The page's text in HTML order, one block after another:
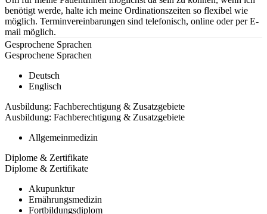
benötigt werde, halte ich meine Ordinationszeiten so flexibel wie
möglich. Terminvereinbarungen sind telefonisch, online oder per E-
mail möglich.
Gesprochene Sprachen
Gesprochene Sprachen
Deutsch
Englisch
Ausbildung: Fachberechtigung & Zusatzgebiete
Ausbildung: Fachberechtigung & Zusatzgebiete
Allgemeinmedizin
Diplome & Zertifikate
Diplome & Zertifikate
Akupunktur
Ernährungsmedizin
Fortbildungsdiplom